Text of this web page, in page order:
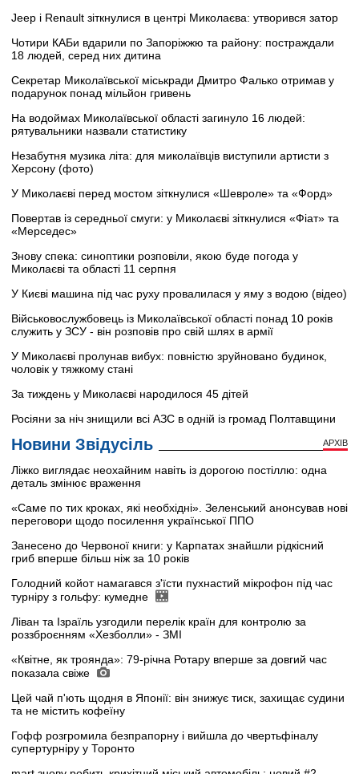
Jeep і Renault зіткнулися в центрі Миколаєва: утворився затор
Чотири КАБи вдарили по Запоріжжю та району: постраждали
18 людей, серед них дитина
Секретар Миколаївської міськради Дмитро Фалько отримав у
подарунок понад мільйон гривень
На водоймах Миколаївської області загинуло 16 людей:
рятувальники назвали статистику
Незабутня музика літа: для миколаївців виступили артисти з
Херсону (фото)
У Миколаєві перед мостом зіткнулися «Шевроле» та «Форд»
Повертав із середньої смуги: у Миколаєві зіткнулися «Фіат» та
«Мерседес»
Знову спека: синоптики розповіли, якою буде погода у
Миколаєві та області 11 серпня
У Києві машина під час руху провалилася у яму з водою (відео)
Військовослужбовець із Миколаївської області понад 10 років
служить у ЗСУ - він розповів про свій шлях в армії
У Миколаєві пролунав вибух: повністю зруйновано будинок,
чоловік у тяжкому стані
За тиждень у Миколаєві народилося 45 дітей
Росіяни за ніч знищили всі АЗС в одній із громад Полтавщини
Новини Звідусіль АРХІВ
Ліжко виглядає неохайним навіть із дорогою постіллю: одна
деталь змінює враження
«Саме по тих кроках, які необхідні». Зеленський анонсував нові
переговори щодо посилення української ППО
Занесено до Червоної книги: у Карпатах знайшли рідкісний
гриб вперше більш ніж за 10 років
Голодний койот намагався з'їсти пухнастий мікрофон під час
турніру з гольфу: кумедне
Ліван та Ізраїль узгодили перелік країн для контролю за
роззброєнням «Хезболли» - ЗМІ
«Квітне, як троянда»: 79-річна Ротару вперше за довгий час
показала свіже
Цей чай п'ють щодня в Японії: він знижує тиск, захищає судини
та не містить кофеїну
Гофф розгромила безпрапорну і вийшла до чвертьфіналу
супертурніру у Торонто